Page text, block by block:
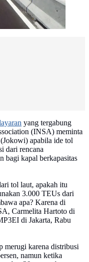
yang tergabung
(INSA) meminta
apabila ide tol
dari rencana
bagi kapal berkapasitas
tol laut, apakah itu
3.000 TEUs dari
apa? Karena di
Carmelita Hartoto di
di Jakarta, Rabu
merugi karena distribusi
namun ketika